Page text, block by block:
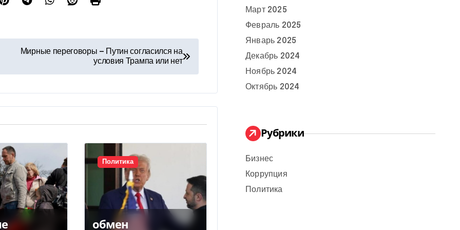
Мирные переговоры — Путин согласился на
условия Трампа или нет
Политика
обмен
Март 2025
Февраль 2025
Январь 2025
Декабрь 2024
Ноябрь 2024
Октябрь 2024
Рубрики
Бизнес
Коррупция
Политика